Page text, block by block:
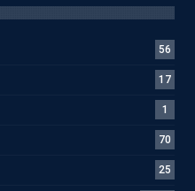
56
17
1
70
25